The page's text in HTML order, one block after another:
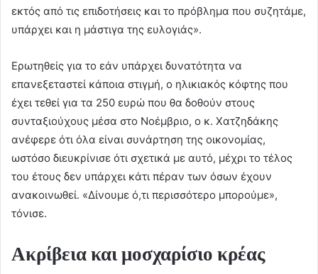
εκτός από τις επιδοτήσεις και το πρόβλημα που συζητάμε,
υπάρχει και η μάστιγα της ευλογιάς».
Ερωτηθείς για το εάν υπάρχει δυνατότητα να
επανεξεταστεί κάποια στιγμή, ο ηλικιακός κόφτης που
έχει τεθεί για τα 250 ευρώ που θα δοθούν στους
συνταξιούχους μέσα στο Νοέμβριο, ο κ. Χατζηδάκης
ανέφερε ότι όλα είναι συνάρτηση της οικονομίας,
ωστόσο διευκρίνισε ότι σχετικά με αυτό, μέχρι το τέλος
του έτους δεν υπάρχει κάτι πέραν των όσων έχουν
ανακοινωθεί. «Δίνουμε ό,τι περισσότερο μπορούμε»,
τόνισε.
Ακρίβεια και μοσχαρίσιο κρέας